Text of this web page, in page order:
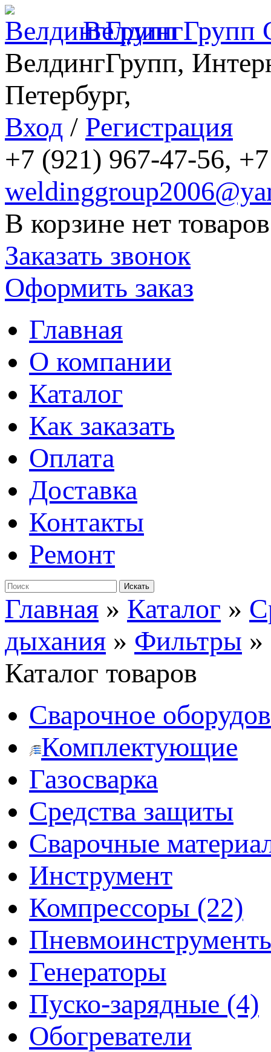
ВелдингГрупп
ВелдингГрупп,
Петербург,
Вход / Регистрация
+7 (921) 967-47-56,
В корзине нет товаров
Заказать звонок
Оформить заказ
Главная
О компании
Каталог
Как заказать
Оплата
Доставка
Контакты
Ремонт
Главная » Каталог »
дыхания » Фильтры »
Каталог товаров
Сварочное
Комплектующие
Газосварка
Средства защиты
Сварочные
Инструмент
Компрессоры (22)
Генераторы
Пуско-зарядные (4)
Обогреватели